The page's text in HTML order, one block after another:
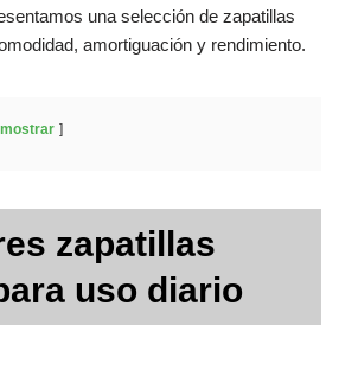
una selección de zapatillas
amortiguación y rendimiento.
mostrar
zapatillas
uso diario